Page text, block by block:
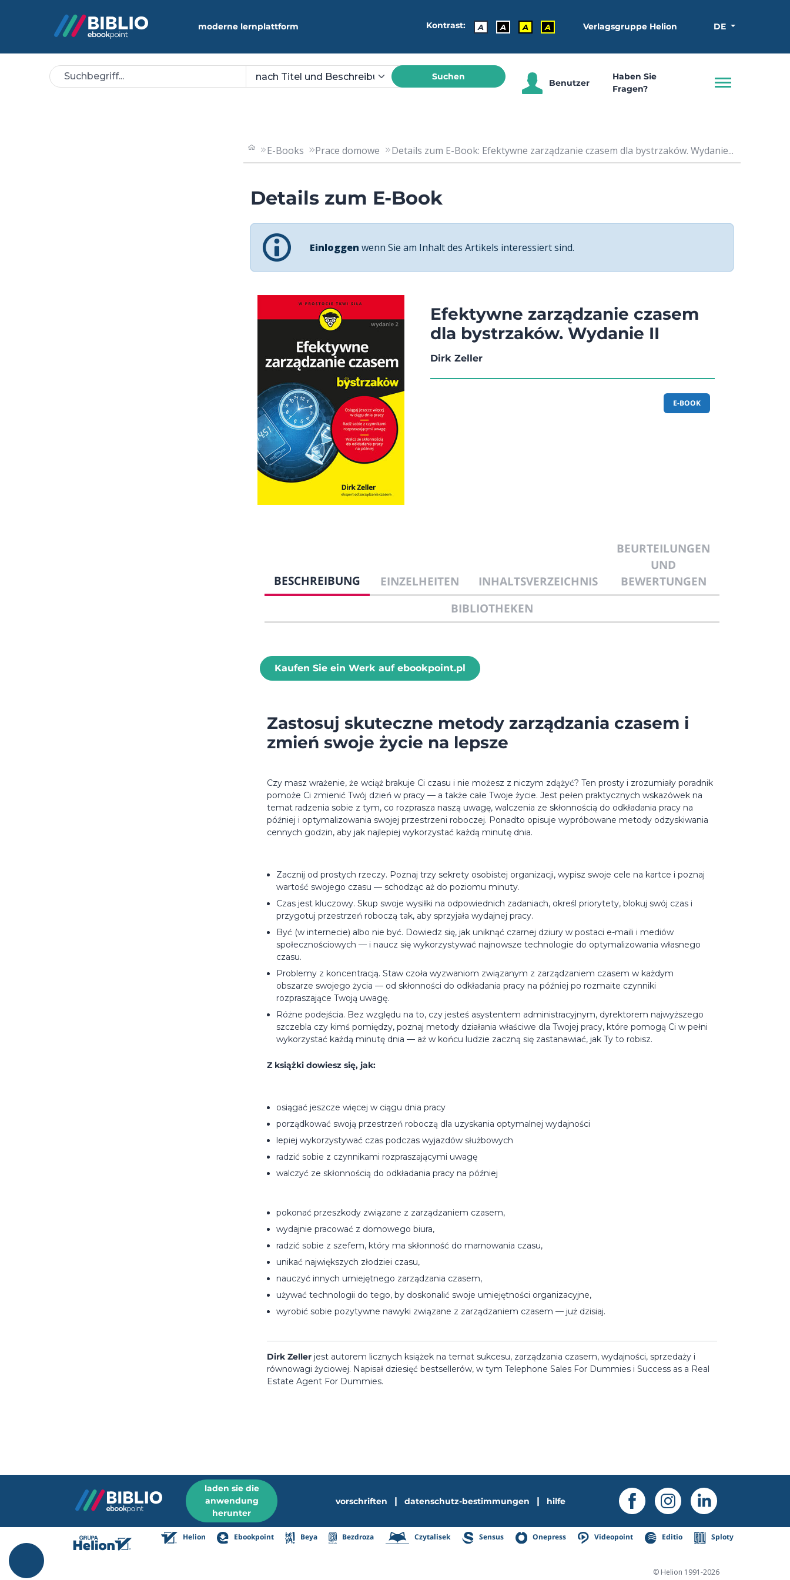
moderne lernplattform Kontrast: A A A A Verlagsgruppe Helion DE
Suchen
Benutzer
Haben Sie
Fragen?
E-Books Prace domowe Details zum E-Book: Efektywne zarządzanie czasem dla bystrzaków. Wydanie...
Details zum E-Book
Einloggen wenn Sie am Inhalt des Artikels interessiert sind.
Efektywne zarządzanie czasem
dla bystrzaków. Wydanie II
Dirk Zeller
E-BOOK
BESCHREIBUNG EINZELHEITEN INHALTSVERZEICHNIS
BEURTEILUNGEN
UND
BEWERTUNGEN
BIBLIOTHEKEN
Kaufen Sie ein Werk auf ebookpoint.pl
Zastosuj skuteczne metody zarządzania czasem i
zmień swoje życie na lepsze
Czy masz wrażenie, że wciąż brakuje Ci czasu i nie możesz z niczym zdążyć? Ten prosty i zrozumiały poradnik
pomoże Ci zmienić Twój dzień w pracy — a także całe Twoje życie. Jest pełen praktycznych wskazówek na
temat radzenia sobie z tym, co rozprasza naszą uwagę, walczenia ze skłonnością do odkładania pracy na
później i optymalizowania swojej przestrzeni roboczej. Ponadto opisuje wypróbowane metody odzyskiwania
cennych godzin, aby jak najlepiej wykorzystać każdą minutę dnia.
Zacznij od prostych rzeczy. Poznaj trzy sekrety osobistej organizacji, wypisz swoje cele na kartce i poznaj
wartość swojego czasu — schodząc aż do poziomu minuty.
Czas jest kluczowy. Skup swoje wysiłki na odpowiednich zadaniach, określ priorytety, blokuj swój czas i
przygotuj przestrzeń roboczą tak, aby sprzyjała wydajnej pracy.
Być (w internecie) albo nie być. Dowiedz się, jak uniknąć czarnej dziury w postaci e-maili i mediów
społecznościowych — i naucz się wykorzystywać najnowsze technologie do optymalizowania własnego
czasu.
Problemy z koncentracją. Staw czoła wyzwaniom związanym z zarządzaniem czasem w każdym
obszarze swojego życia — od skłonności do odkładania pracy na później po rozmaite czynniki
rozpraszające Twoją uwagę.
Różne podejścia. Bez względu na to, czy jesteś asystentem administracyjnym, dyrektorem najwyższego
szczebla czy kimś pomiędzy, poznaj metody działania właściwe dla Twojej pracy, które pomogą Ci w pełni
wykorzystać każdą minutę dnia — aż w końcu ludzie zaczną się zastanawiać, jak Ty to robisz.
Z książki dowiesz się, jak:
osiągać jeszcze więcej w ciągu dnia pracy
porządkować swoją przestrzeń roboczą dla uzyskania optymalnej wydajności
lepiej wykorzystywać czas podczas wyjazdów służbowych
radzić sobie z czynnikami rozpraszającymi uwagę
walczyć ze skłonnością do odkładania pracy na później
pokonać przeszkody związane z zarządzaniem czasem,
wydajnie pracować z domowego biura,
radzić sobie z szefem, który ma skłonność do marnowania czasu,
unikać największych złodziei czasu,
nauczyć innych umiejętnego zarządzania czasem,
używać technologii do tego, by doskonalić swoje umiejętności organizacyjne,
wyrobić sobie pozytywne nawyki związane z zarządzaniem czasem — już dzisiaj.
Dirk Zeller jest autorem licznych książek na temat sukcesu, zarządzania czasem, wydajności, sprzedaży i
równowagi życiowej. Napisał dziesięć bestsellerów, w tym Telephone Sales For Dummies i Success as a Real
Estate Agent For Dummies.
laden sie die
anwendung
herunter
vorschriften | datenschutz-bestimmungen | hilfe
Helion Ebookpoint Beya Bezdroza Czytalisek Sensus Onepress Videopoint Editio Sploty
© Helion 1991-2026